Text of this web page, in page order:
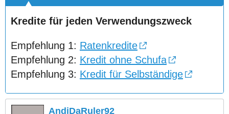
Kredite für jeden Verwendungszweck
Empfehlung 1: Ratenkredite
Empfehlung 2: Kredit ohne Schufa
Empfehlung 3: Kredit für Selbständige
AndiDaRuler92